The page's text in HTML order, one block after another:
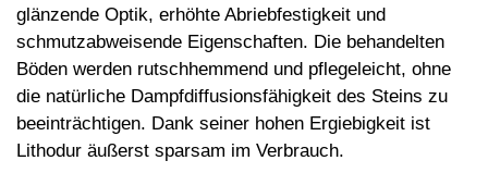
glänzende Optik, erhöhte Abriebfestigkeit und
schmutzabweisende Eigenschaften. Die behandelten
Böden werden rutschhemmend und pflegeleicht, ohne
die natürliche Dampfdiffusionsfähigkeit des Steins zu
beeinträchtigen. Dank seiner hohen Ergiebigkeit ist
Lithodur äußerst sparsam im Verbrauch.